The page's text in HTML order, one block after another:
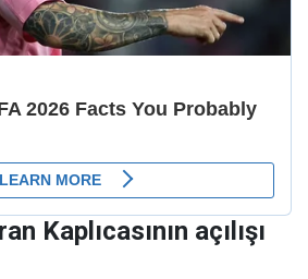
Kaplıcasının açılışı